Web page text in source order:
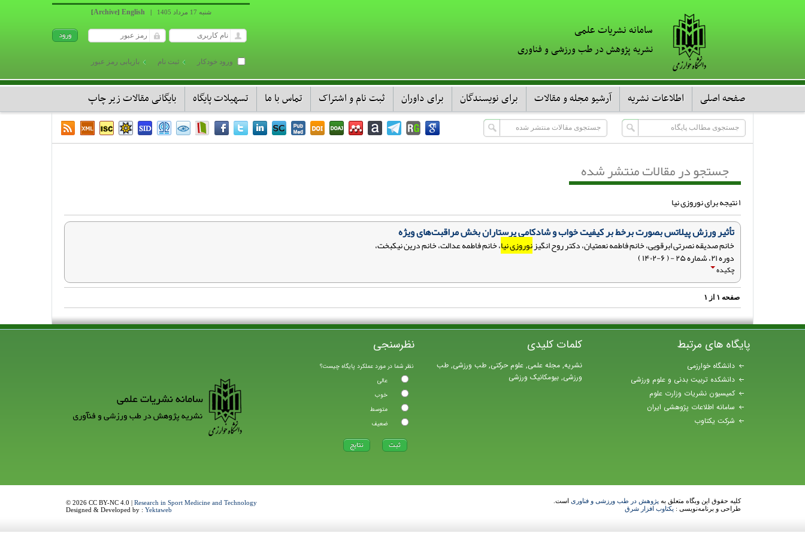
سامانه نشریات علمی
نشریه پژوهش در طب ورزشی و فناوری
شنبه 17 مرداد 1405 |
English
[Archive]
ورود خودکار ثبت نام بازیابی رمز عبور
صفحه اصلی اطلاعات نشریه آرشیو مجله و مقالات برای نویسندگان برای داوران ثبت نام و اشتراک تماس با ما تسهیلات پایگاه بایگانی مقالات زیر چاپ
جستجو در مقالات منتشر شده
۱ نتیجه برای نوروزی نیا
تأثیر ورزش پیلاتس بصورت برخط بر کیفیت خواب و شادکامی پرستاران بخش مراقبت‌های ویژه
خانم صدیقه نصرتی ابرقویی، خانم فاطمه نعمتیان، دکتر روح انگیزنوروزی نیا، خانم فاطمه عدالت، خانم درین نیکبخت،
دوره ۲۱، شماره ۲۵ - ( ۶-۱۴۰۲ )
چکیده
صفحه ۱ از ۱
پایگاه های مرتبط
دانشگاه خوارزمی
دانشکده تربیت بدنی و علوم ورزشی
کمیسیون نشریات وزارت علوم
سامانه اطلاعات پژوهشی ایران
شرکت یکتاوب
کلمات کلیدی
نشریه, مجله علمی, علوم حرکتی, طب ورزشی, طب
ورزشی, بیومکانیک ورزشی
نظرسنجی
نظر شما در مورد عملکرد پایگاه چیست؟
عالی
خوب
متوسط
ضعیف
کلیه حقوق این وبگاه متعلق به پژوهش در طب ورزشی و فناوری است.
طراحی و برنامه‌نویسی : یکتاوب افزار شرق
© 2026 CC BY-NC 4.0 | Research in Sport Medicine and Technology
Designed & Developed by : Yektaweb